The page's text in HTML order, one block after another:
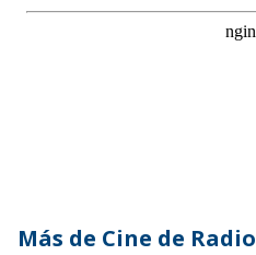
Más de Cine de Radio